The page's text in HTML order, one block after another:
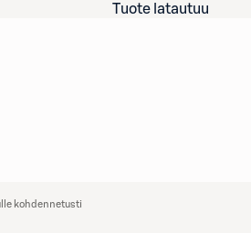
Tuote latautuu
kohdennetusti